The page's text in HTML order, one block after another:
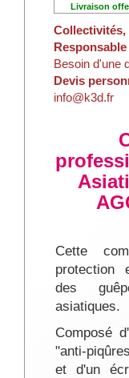
Livraison
Besoin d'une
Devis
info@k3d.fr
Cette
protection
des
asiatiques.
Composé
"anti-
et d'un